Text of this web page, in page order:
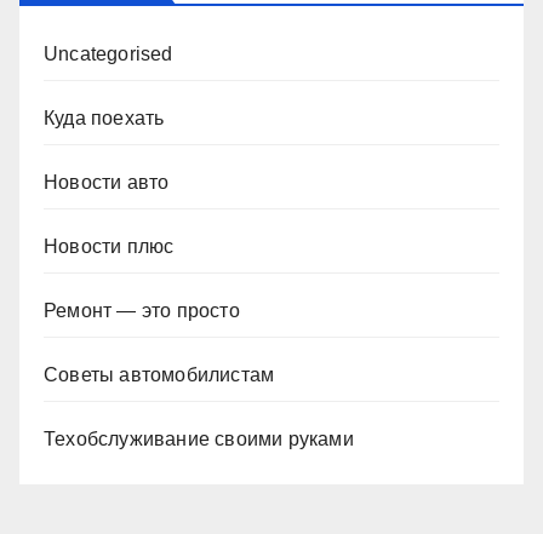
Uncategorised
Куда поехать
Новости авто
Новости плюс
Ремонт — это просто
Советы автомобилистам
Техобслуживание своими руками